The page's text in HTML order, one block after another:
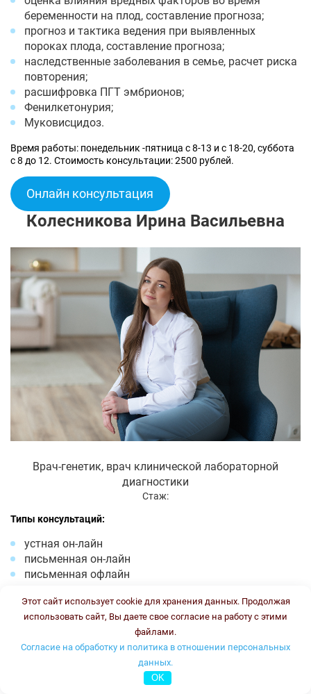
беременности на плод, составление прогноза;
прогноз и тактика ведения при выявленных
пороках плода, составление прогноза;
наследственные заболевания в семье, расчет риска
повторения;
расшифровка ПГТ эмбрионов;
Фенилкетонурия;
Муковисцидоз.
Время работы: понедельник -пятница с 8-13 и с 18-20, суббота
с 8 до 12. Стоимость консультации: 2500 рублей.
Онлайн консультация
Колесникова Ирина Васильевна
Врач-генетик, врач клинической лабораторной
диагностики
Стаж:
Типы консультаций:
устная он-лайн
письменная он-лайн
письменная офлайн
Стоимость консультации:3500 рублей
ПН, ВТ, ЧТ, ПТ с 16.00 до 18.00
Онлайн консультация
Тлупова Эльвира Хасановна
Этот сайт использует cookie для хранения данных. Продолжая
использовать сайт, Вы даете свое согласие на работу с этими
файлами.
Согласие на обработку и политика в отношении персональных
данных.
OK